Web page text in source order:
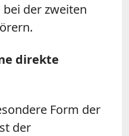
der zweiten
direkte
Form der
der